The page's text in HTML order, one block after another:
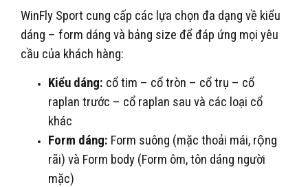
WinFly Sport cung cấp các lựa chọn đa dạng về kiểu
dáng – form dáng và bảng size để đáp ứng mọi yêu
cầu của khách hàng:
Kiểu dáng: cổ tim – cổ tròn – cổ trụ – cổ
raplan trước – cổ raplan sau và các loại cổ
khác
Form dáng: Form suông (mặc thoải mái, rộng
rãi) và Form body (Form ôm, tôn dáng người
mặc)